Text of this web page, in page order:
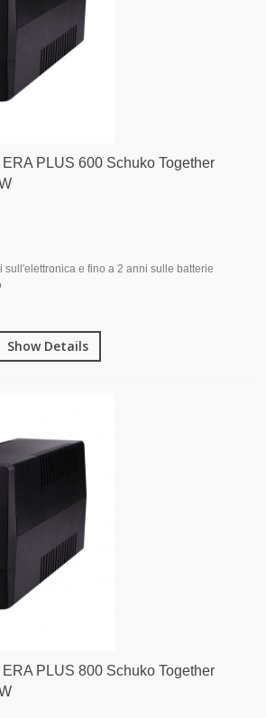
PLUS 600 Schuko Together
sull'elettronica e fino a 2 anni sulle batterie
Show Details
PLUS 800 Schuko Together